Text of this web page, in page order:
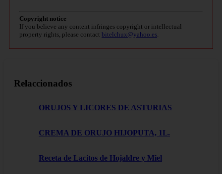
Copyright notice
If you believe any content infringes copyright or intellectual
property rights, please contact bitelchux@yahoo.es.
Relaccionados
ORUJOS Y LICORES DE ASTURIAS
CREMA DE ORUJO HIJOPUTA, 1L.
Receta de Lacitos de Hojaldre y Miel